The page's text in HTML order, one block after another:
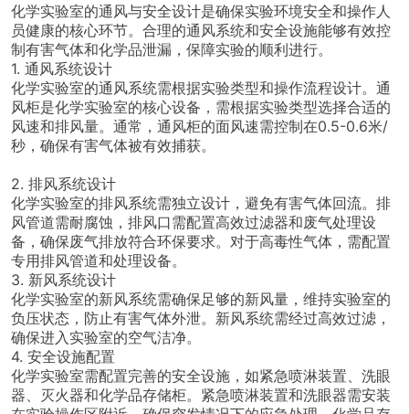
化学实验室的通风与安全设计是确保实验环境安全和操作人
员健康的核心环节。合理的通风系统和安全设施能够有效控
制有害气体和化学品泄漏，保障实验的顺利进行。
1. 通风系统设计
化学实验室的通风系统需根据实验类型和操作流程设计。通
风柜是化学实验室的核心设备，需根据实验类型选择合适的
风速和排风量。通常，通风柜的面风速需控制在0.5-0.6米/
秒，确保有害气体被有效捕获。
2. 排风系统设计
化学实验室的排风系统需独立设计，避免有害气体回流。排
风管道需耐腐蚀，排风口需配置高效过滤器和废气处理设
备，确保废气排放符合环保要求。对于高毒性气体，需配置
专用排风管道和处理设备。
3. 新风系统设计
化学实验室的新风系统需确保足够的新风量，维持实验室的
负压状态，防止有害气体外泄。新风系统需经过高效过滤，
确保进入实验室的空气洁净。
4. 安全设施配置
化学实验室需配置完善的安全设施，如紧急喷淋装置、洗眼
器、灭火器和化学品存储柜。紧急喷淋装置和洗眼器需安装